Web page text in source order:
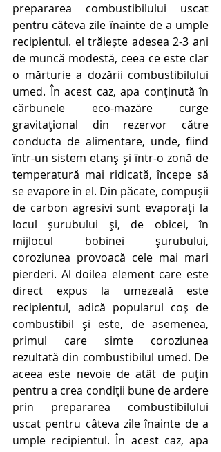
prepararea combustibilului uscat
pentru câteva zile înainte de a umple
recipientul. el trăiește adesea 2-3 ani
de muncă modestă, ceea ce este clar
o mărturie a dozării combustibilului
umed. În acest caz, apa conținută în
cărbunele eco-mazăre curge
gravitațional din rezervor către
conducta de alimentare, unde, fiind
într-un sistem etanș și într-o zonă de
temperatură mai ridicată, începe să
se evapore în el. Din păcate, compușii
de carbon agresivi sunt evaporați la
locul șurubului și, de obicei, în
mijlocul bobinei șurubului,
coroziunea provoacă cele mai mari
pierderi. Al doilea element care este
direct expus la umezeală este
recipientul, adică popularul coș de
combustibil și este, de asemenea,
primul care simte coroziunea
rezultată din combustibilul umed. De
aceea este nevoie de atât de puțin
pentru a crea condiții bune de ardere
prin prepararea combustibilului
uscat pentru câteva zile înainte de a
umple recipientul. În acest caz, apa